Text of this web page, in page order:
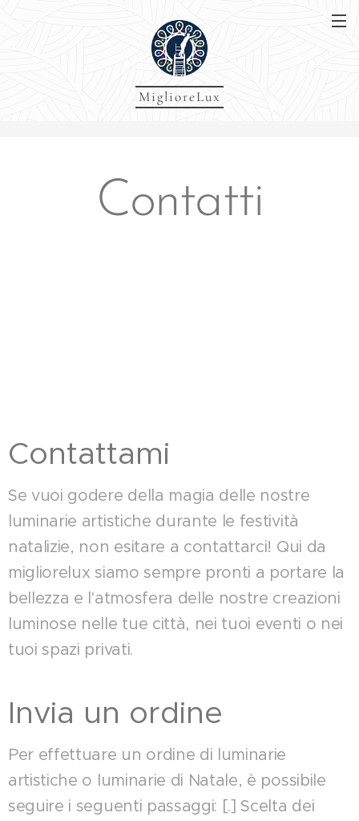
MiglioreLux
Contatti
Contattami
Se vuoi godere della magia delle nostre
luminarie artistiche durante le festività
natalizie, non esitare a contattarci! Qui da
migliorelux siamo sempre pronti a portare la
bellezza e l'atmosfera delle nostre creazioni
luminose nelle tue città, nei tuoi eventi o nei
tuoi spazi privati.
Invia un ordine
Per effettuare un ordine di luminarie
artistiche o luminarie di Natale, è possibile
seguire i seguenti passaggi: [.] Scelta dei